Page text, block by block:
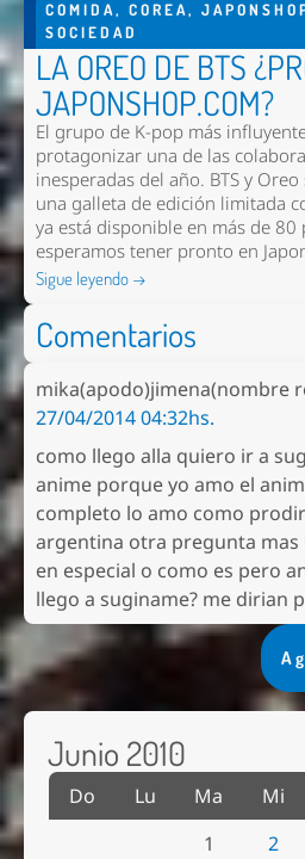
COMIDA, COREA,
SOCIEDAD
LA OREO DE BTS
JAPONSHOP.COM?
El grupo de K-pop más
protagonizar una de las
inesperadas del año. BTS y
una galleta de edición limitada
ya está disponible en más de
esperamos tener pronto en
Sigue leyendo →
Comentarios
mika(apodo)jimena(nombre
27/04/2014 04:32hs.
como llego alla quiero ir a
anime porque yo amo el
completo lo amo como
argentina otra pregunta mas
en especial o como es pero
llego a suginame? me dirian
Junio 2010
Do Lu Ma Mi
1
2